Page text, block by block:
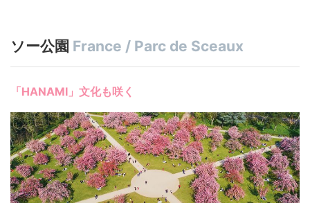
ソー公園 France / Parc de Sceaux
「HANAMI」文化も咲く